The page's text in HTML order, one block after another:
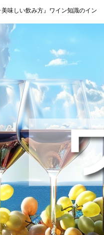
味しい飲み方』ワイン知識のイン